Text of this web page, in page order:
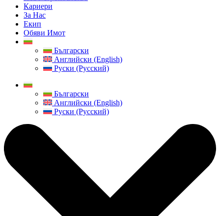
Кариери
За Нас
Екип
Обяви Имот
Български
Английски (English)
Руски (Русский)
Български
Английски (English)
Руски (Русский)